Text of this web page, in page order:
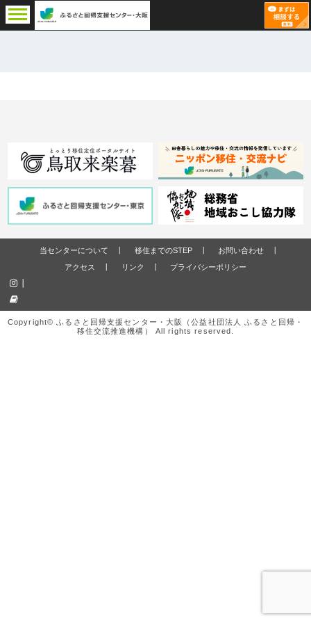
当センターについて 移住までのSTEP
お問い合わせ
アクセス
リンク プライバシーポリシー
Copyright© ふるさと回帰支援センター・大阪（公益社団法人 ふるさと回帰・
移住交流推進機構） All rights reserved.